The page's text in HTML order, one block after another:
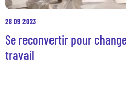
28 09 2023
Se reconvertir pour
travail